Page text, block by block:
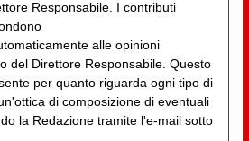
Responsabile. I contributi
alle opinioni
del Direttore Responsabile. Questo
per quanto riguarda ogni tipo di
di composizione di eventuali
la Redazione tramite l'e-mail sotto